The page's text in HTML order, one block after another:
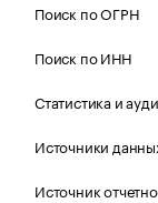
Поиск по ОГРН
Поиск по ИНН
Статистика и
Источники
Источник